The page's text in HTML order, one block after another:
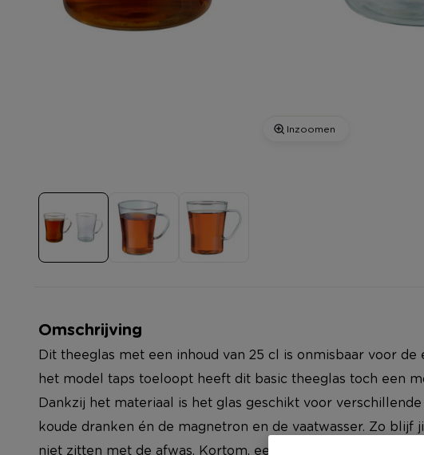
Inzoomen
Omschrijving
Dit theeglas met een inhoud van 25 cl is onmisbaar voor de
het model taps toeloopt heeft dit basic theeglas toch een
Dankzij het materiaal is het glas geschikt voor
koude dranken én de magnetron en de vaatwasser. Zo blijf
niet zitten met de afwas. Kortom, een theeglas dat past in